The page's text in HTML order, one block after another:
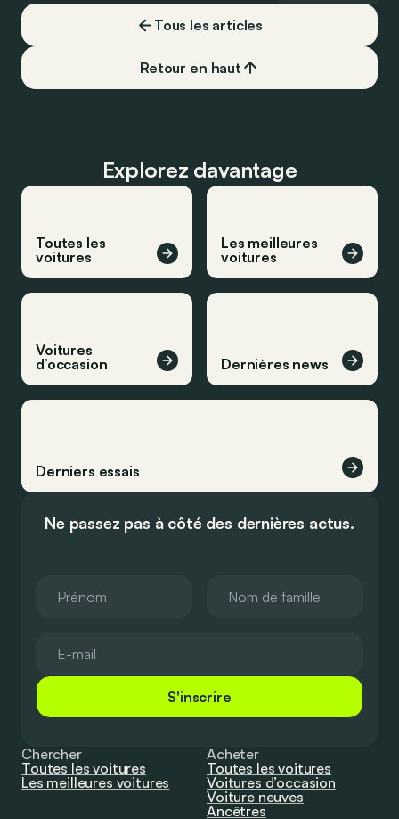
!
Tous les articles
Retour en haut
Explorez davantage
Toutes les
voitures
Les meilleures
voitures
Voitures
d’occasion
Dernières news
Derniers essais
Ne passez pas à côté des dernières actus.
S'inscrire
Chercher
Toutes les voitures
Les meilleures voitures
Acheter
Toutes les voitures
Voitures d’occasion
Voiture neuves
Ancêtres